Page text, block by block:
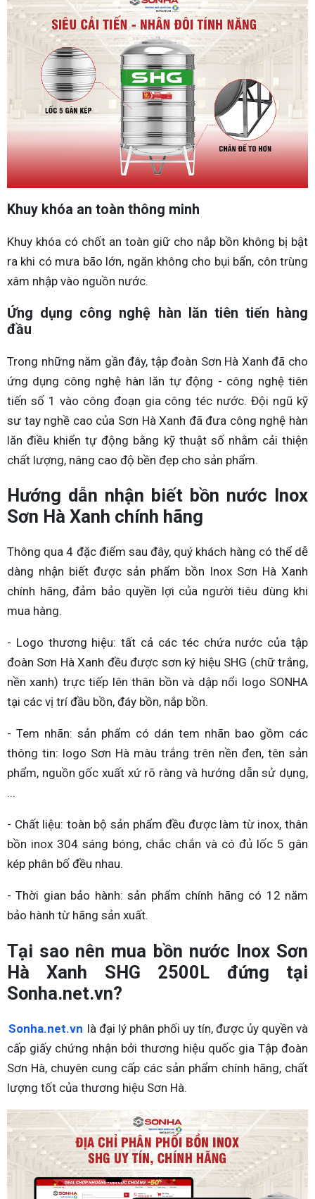
Khuy khóa an toàn thông minh
Khuy khóa có chốt an toàn giữ cho nắp bồn không bị bật
ra khi có mưa bão lớn, ngăn không cho bụi bẩn, côn trùng
xâm nhập vào nguồn nước.
Ứng dụng công nghệ hàn lăn tiên tiến hàng
đầu
Trong những năm gần đây, tập đoàn Sơn Hà Xanh đã cho
ứng dụng công nghệ hàn lăn tự động - công nghệ tiên
tiến số 1 vào công đoạn gia công téc nước. Đội ngũ kỹ
sư tay nghề cao của Sơn Hà Xanh đã đưa công nghệ hàn
lăn điều khiển tự động bằng kỹ thuật số nhằm cải thiện
chất lượng, nâng cao độ bền đẹp cho sản phẩm.
Hướng dẫn nhận biết bồn nước Inox
Sơn Hà Xanh chính hãng
Thông qua 4 đặc điểm sau đây, quý khách hàng có thể dễ
dàng nhận biết được sản phẩm bồn Inox Sơn Hà Xanh
chính hãng, đảm bảo quyền lợi của người tiêu dùng khi
mua hàng.
- Logo thương hiệu: tất cả các téc chứa nước của tập
đoàn Sơn Hà Xanh đều được sơn ký hiệu SHG (chữ trắng,
nền xanh) trực tiếp lên thân bồn và dập nổi logo SONHA
tại các vị trí đầu bồn, đáy bồn, nắp bồn.
- Tem nhãn: sản phẩm có dán tem nhãn bao gồm các
thông tin: logo Sơn Hà màu trắng trên nền đen, tên sản
phẩm, nguồn gốc xuất xứ rõ ràng và hướng dẫn sử dụng,
...
- Chất liệu: toàn bộ sản phẩm đều được làm từ inox, thân
bồn inox 304 sáng bóng, chắc chắn và có đủ lốc 5 gân
kép phân bố đều nhau.
- Thời gian bảo hành: sản phẩm chính hãng có 12 năm
bảo hành từ hãng sản xuất.
Tại sao nên mua bồn nước Inox Sơn
Hà Xanh SHG 2500L đứng tại
Sonha.net.vn?
Sonha.net.vn là đại lý phân phối uy tín, được ủy quyền và
cấp giấy chứng nhận bởi thương hiệu quốc gia Tập đoàn
Sơn Hà, chuyên cung cấp các sản phẩm chính hãng, chất
lượng tốt của thương hiệu Sơn Hà.